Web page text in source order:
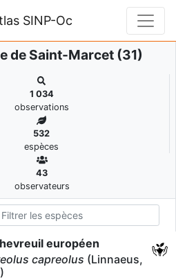
SINP-Oc
de Saint-Marcet (31)
1 034
observations
532
espèces
43
observateurs
européen
capreolus (Linnaeus,